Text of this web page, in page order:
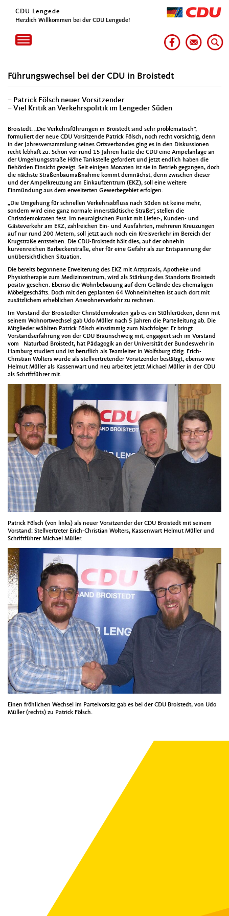
CDU Lengede
Herzlich Willkommen bei der CDU Lengede!
Toggle
navigation
Führungswechsel bei der CDU in Broistedt
– Patrick Fölsch neuer Vorsitzender
– Viel Kritik an Verkehrspolitik im Lengeder Süden
Broistedt. „Die Verkehrsführungen in Broistedt sind sehr problematisch“,
formuliert der neue CDU Vorsitzende Patrick Fölsch, noch recht vorsichtig, denn
in der Jahresversammlung seines Ortsverbandes ging es in den Diskussionen
recht lebhaft zu. Schon vor rund 15 Jahren hatte die CDU eine Ampelanlage an
der Umgehungsstraße Höhe Tankstelle gefordert und jetzt endlich haben die
Behörden Einsicht gezeigt. Seit einigen Monaten ist sie in Betrieb gegangen, doch
die nächste Straßenbaumaßnahme kommt demnächst, denn zwischen dieser
und der Ampelkreuzung am Einkaufzentrum (EKZ), soll eine weitere
Einmündung aus dem erweiterten Gewerbegebiet erfolgen.
„Die Umgehung für schnellen Verkehrsabfluss nach Süden ist keine mehr,
sondern wird eine ganz normale innerstädtische Straße“, stellen die
Christdemokraten fest. Im neuralgischen Punkt mit Liefer-, Kunden- und
Gästeverkehr am EKZ, zahlreichen Ein- und Ausfahrten, mehreren Kreuzungen
auf nur rund 200 Metern, soll jetzt auch noch ein Kreisverkehr im Bereich der
Krugstraße entstehen. Die CDU-Broistedt hält dies, auf der ohnehin
kurvenreichen Barbeckerstraße, eher für eine Gefahr als zur Entspannung der
unübersichtlichen Situation.
Die bereits begonnene Erweiterung des EKZ mit Arztpraxis, Apotheke und
Physiotherapie zum Medizinzentrum, wird als Stärkung des Standorts Broistedt
positiv gesehen. Ebenso die Wohnbebauung auf dem Gelände des ehemaligen
Möbelgeschäfts. Doch mit den geplanten 64 Wohneinheiten ist auch dort mit
zusätzlichem erheblichen Anwohnerverkehr zu rechnen.
Im Vorstand der Broistedter Christdemokraten gab es ein Stühlerücken, denn mit
seinem Wohnortwechsel gab Udo Müller nach 5 Jahren die Parteileitung ab. Die
Mitglieder wählten Patrick Fölsch einstimmig zum Nachfolger. Er bringt
Vorstandserfahrung von der CDU Braunschweig mit, engagiert sich im Vorstand
vom Naturbad Broistedt, hat Pädagogik an der Universität der Bundeswehr in
Hamburg studiert und ist beruflich als Teamleiter in Wolfsburg tätig. Erich-
Christian Wolters wurde als stellvertretender Vorsitzender bestätigt, ebenso wie
Helmut Müller als Kassenwart und neu arbeitet jetzt Michael Müller in der CDU
als Schriftführer mit.
Patrick Fölsch (von links) als neuer Vorsitzender der CDU Broistedt mit seinem
Vorstand: Stellvertreter Erich-Christian Wolters, Kassenwart Helmut Müller und
Schriftführer Michael Müller.
Einen fröhlichen Wechsel im Parteivorsitz gab es bei der CDU Broistedt, von Udo
Müller (rechts) zu Patrick Fölsch.